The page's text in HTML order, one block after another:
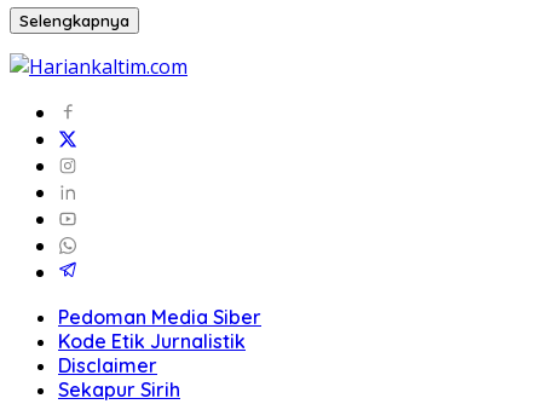
Selengkapnya
Pedoman Media Siber
Kode Etik Jurnalistik
Disclaimer
Sekapur Sirih